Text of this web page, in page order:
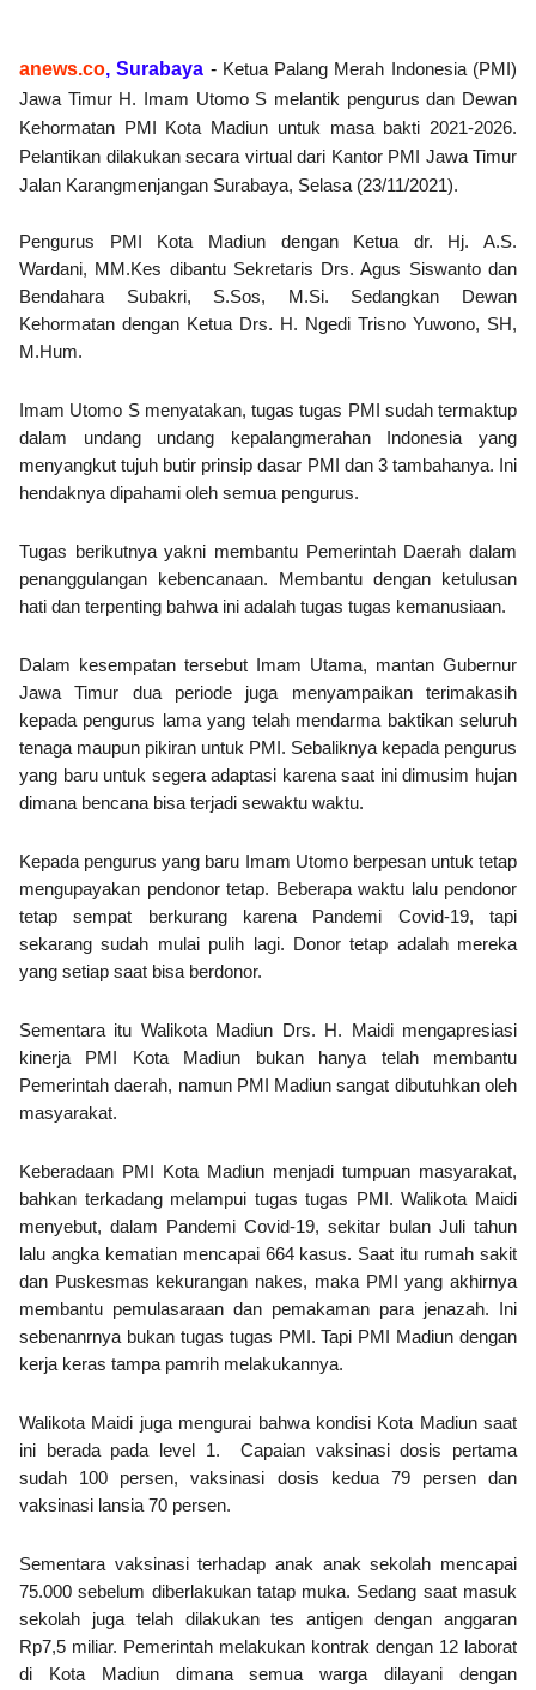
anews.co, Surabaya - Ketua Palang Merah Indonesia (PMI)
Jawa Timur H. Imam Utomo S melantik pengurus dan Dewan
Kehormatan PMI Kota Madiun untuk masa bakti 2021-2026.
Pelantikan dilakukan secara virtual dari Kantor PMI Jawa Timur
Jalan Karangmenjangan Surabaya, Selasa (23/11/2021).
Pengurus PMI Kota Madiun dengan Ketua dr. Hj. A.S.
Wardani, MM.Kes dibantu Sekretaris Drs. Agus Siswanto dan
Bendahara Subakri, S.Sos, M.Si. Sedangkan Dewan
Kehormatan dengan Ketua Drs. H. Ngedi Trisno Yuwono, SH,
M.Hum.
Imam Utomo S menyatakan, tugas tugas PMI sudah termaktup
dalam undang undang kepalangmerahan Indonesia yang
menyangkut tujuh butir prinsip dasar PMI dan 3 tambahanya. Ini
hendaknya dipahami oleh semua pengurus.
Tugas berikutnya yakni membantu Pemerintah Daerah dalam
penanggulangan kebencanaan. Membantu dengan ketulusan
hati dan terpenting bahwa ini adalah tugas tugas kemanusiaan.
Dalam kesempatan tersebut Imam Utama, mantan Gubernur
Jawa Timur dua periode juga menyampaikan terimakasih
kepada pengurus lama yang telah mendarma baktikan seluruh
tenaga maupun pikiran untuk PMI. Sebaliknya kepada pengurus
yang baru untuk segera adaptasi karena saat ini dimusim hujan
dimana bencana bisa terjadi sewaktu waktu.
Kepada pengurus yang baru Imam Utomo berpesan untuk tetap
mengupayakan pendonor tetap. Beberapa waktu lalu pendonor
tetap sempat berkurang karena Pandemi Covid-19, tapi
sekarang sudah mulai pulih lagi. Donor tetap adalah mereka
yang setiap saat bisa berdonor.
Sementara itu Walikota Madiun Drs. H. Maidi mengapresiasi
kinerja PMI Kota Madiun bukan hanya telah membantu
Pemerintah daerah, namun PMI Madiun sangat dibutuhkan oleh
masyarakat.
Keberadaan PMI Kota Madiun menjadi tumpuan masyarakat,
bahkan terkadang melampui tugas tugas PMI. Walikota Maidi
menyebut, dalam Pandemi Covid-19, sekitar bulan Juli tahun
lalu angka kematian mencapai 664 kasus. Saat itu rumah sakit
dan Puskesmas kekurangan nakes, maka PMI yang akhirnya
membantu pemulasaraan dan pemakaman para jenazah. Ini
sebenanrnya bukan tugas tugas PMI. Tapi PMI Madiun dengan
kerja keras tampa pamrih melakukannya.
Walikota Maidi juga mengurai bahwa kondisi Kota Madiun saat
ini berada pada level 1. Capaian vaksinasi dosis pertama
sudah 100 persen, vaksinasi dosis kedua 79 persen dan
vaksinasi lansia 70 persen.
Sementara vaksinasi terhadap anak anak sekolah mencapai
75.000 sebelum diberlakukan tatap muka. Sedang saat masuk
sekolah juga telah dilakukan tes antigen dengan anggaran
Rp7,5 miliar. Pemerintah melakukan kontrak dengan 12 laborat
di Kota Madiun dimana semua warga dilayani dengan